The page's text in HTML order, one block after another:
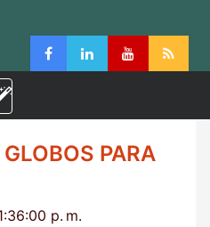
PARA
p. m.